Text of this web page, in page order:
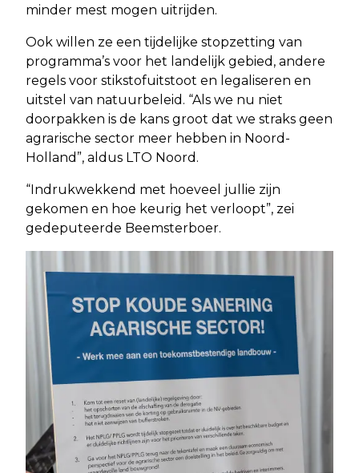
minder mest mogen uitrijden.
Ook willen ze een tijdelijke stopzetting van
programma’s voor het landelijk gebied, andere
regels voor stikstofuitstoot en legaliseren en
uitstel van natuurbeleid. “Als we nu niet
doorpakken is de kans groot dat we straks geen
agrarische sector meer hebben in Noord-
Holland”, aldus LTO Noord.
“Indrukwekkend met hoeveel jullie zijn
gekomen en hoe keurig het verloopt”, zei
gedeputeerde Beemsterboer.